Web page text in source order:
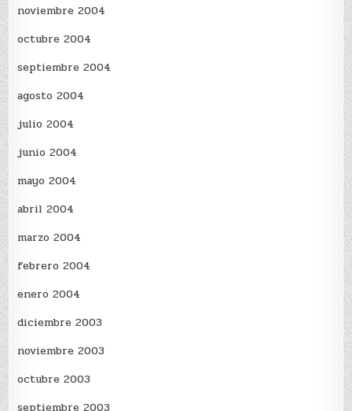
noviembre 2004
octubre 2004
septiembre 2004
agosto 2004
julio 2004
junio 2004
mayo 2004
abril 2004
marzo 2004
febrero 2004
enero 2004
diciembre 2003
noviembre 2003
octubre 2003
septiembre 2003